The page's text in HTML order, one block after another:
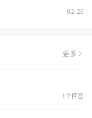
02-26
更多
1个回答